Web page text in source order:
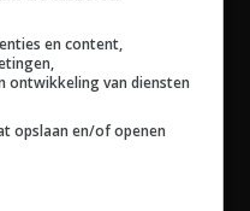
en content,
ontwikkeling van diensten
opslaan en/of openen